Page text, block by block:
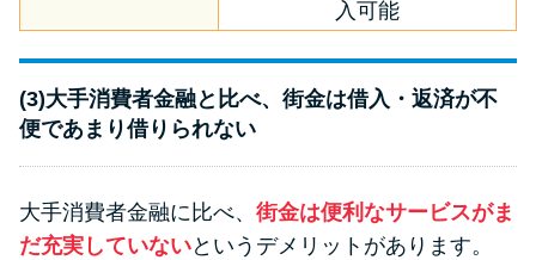
入可能
(3)大手消費者金融と比べ、街金は借入・返済が不
便であまり借りられない
大手消費者金融に比べ、 街金は便利なサービスがま
だ充実していないというデメリットがあります。